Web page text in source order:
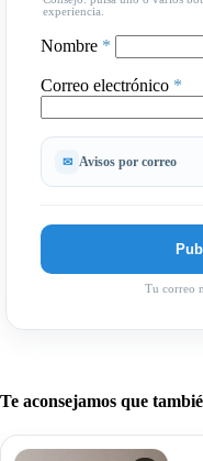
experiencia.
Nombre *
Correo electrónico *
Avisos por correo
Tu correo
Te aconsejamos que